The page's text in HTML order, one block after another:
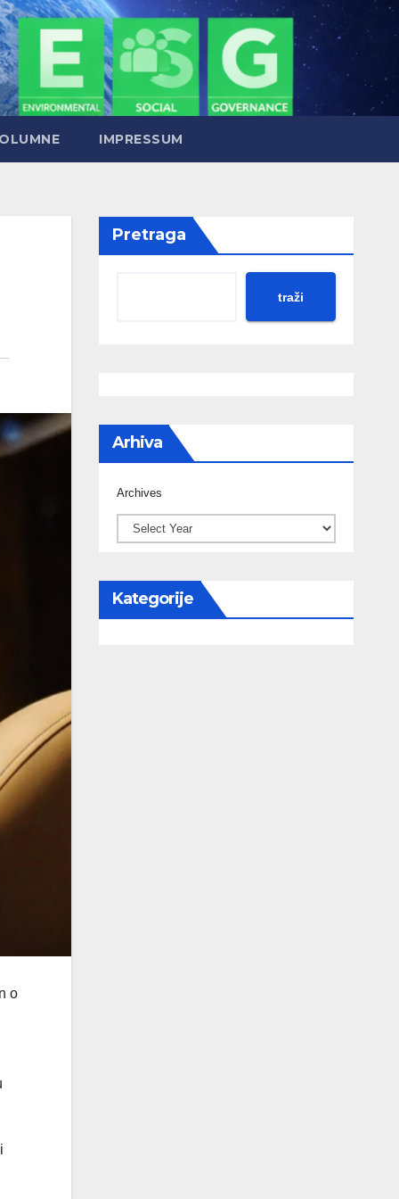
IMPRESSUM
o
Pretraga
traži
Arhiva
Archives
Kategorije